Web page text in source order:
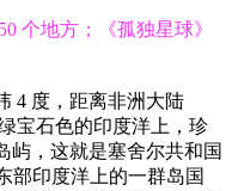
个地方；《孤独星球》
4 度，距离非洲大陆
宝石色的印度洋上，珍
屿，这就是塞舍尔共和国
部印度洋上的一群岛国